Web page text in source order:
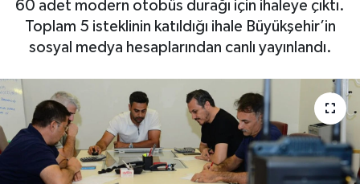
60 adet modern otobüs durağı için ihaleye çıktı.
Toplam 5 isteklinin katıldığı ihale Büyükşehir’in
sosyal medya hesaplarından canlı yayınlandı.
EKONOMİ
GÜNDEM
MAGAZİN
SAĞLIK
EĞİTİM
Tüm Manşetler
Son Dakika Haberleri
Haber Arşivi